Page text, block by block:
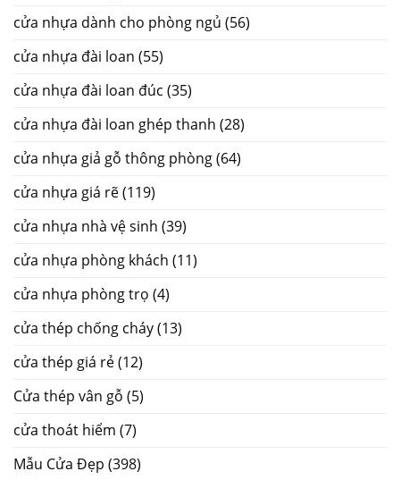
cửa nhựa dành cho phòng ngủ (56)
cửa nhựa đài loan (55)
cửa nhựa đài loan đúc (35)
cửa nhựa đài loan ghép thanh (28)
cửa nhựa giả gỗ thông phòng(64)
cửa nhựa giá rẽ(119)
cửa nhựa nhà vệ sinh (39)
cửa nhựa phòng khách (11)
cửa nhựa phòng trọ (4)
cửa thép chống cháy(13)
cửa thép giá rẻ(12)
Cửa thép vân gỗ (5)
cửa thoát hiểm (7)
Mẫu Cửa Đẹp (398)